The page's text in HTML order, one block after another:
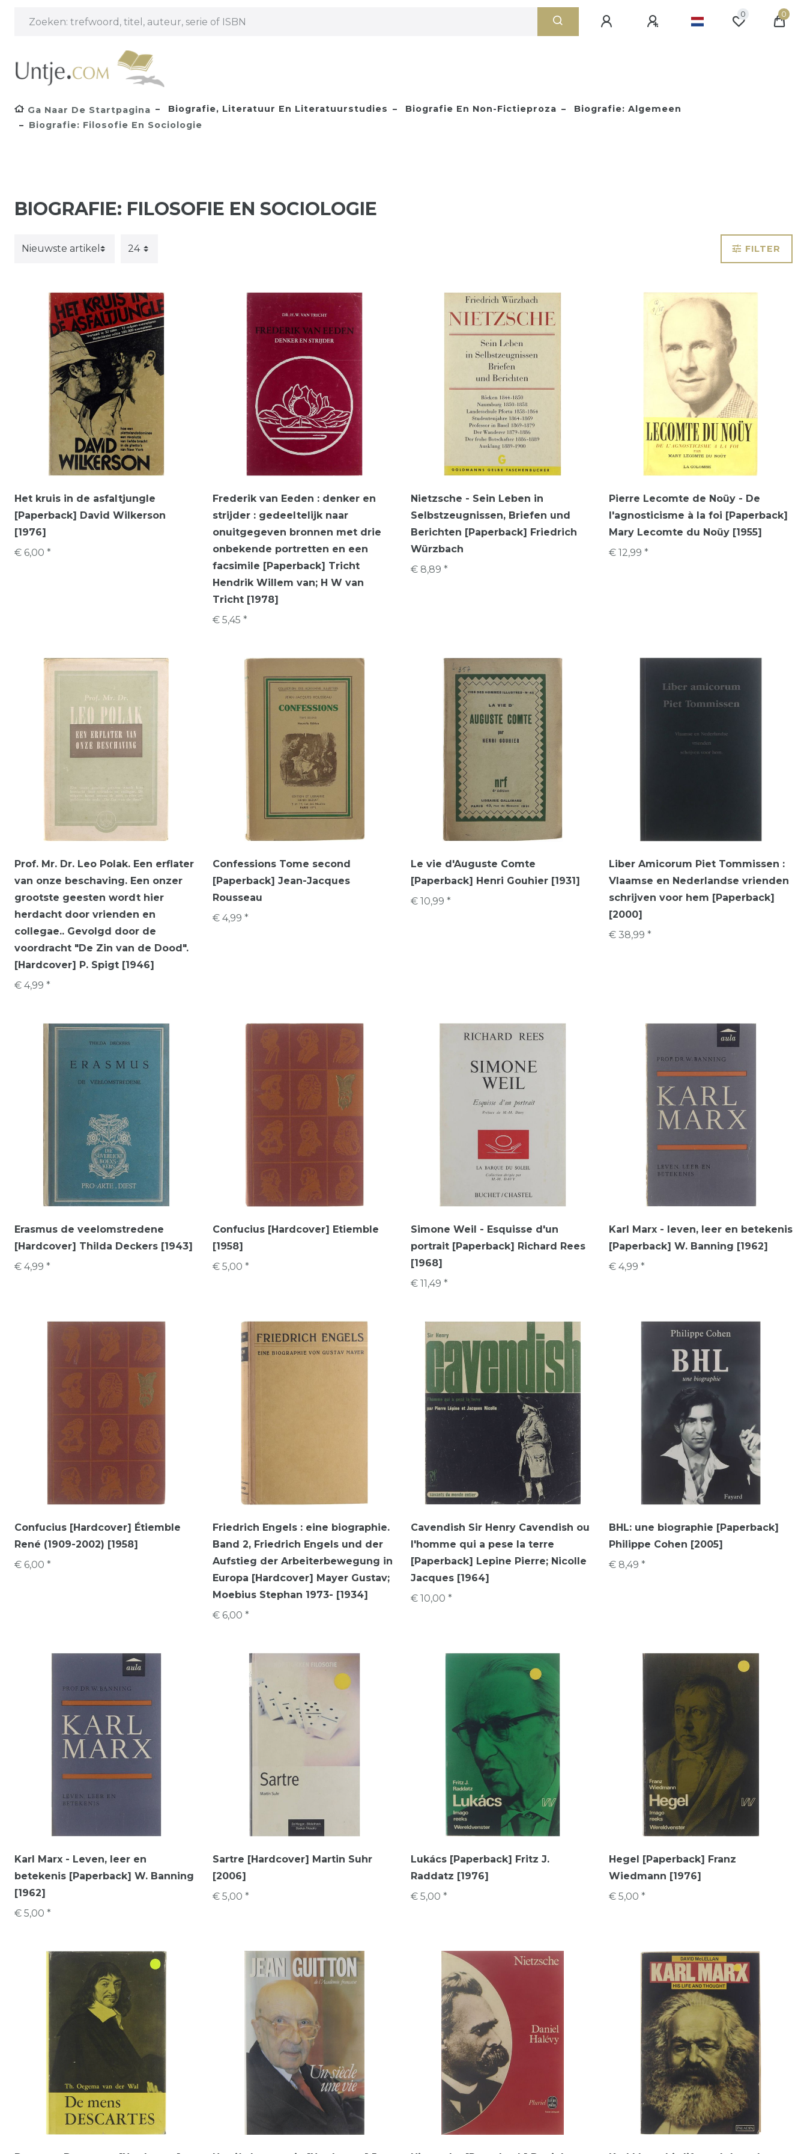
0 0
Ga Naar De Startpagina Biografie, Literatuur En Literatuurstudies Biografie En Non-Fictieproza
Biografie: Algemeen
Biografie: Filosofie En Sociologie
BIOGRAFIE: FILOSOFIE EN SOCIOLOGIE
FILTER
Het kruis in de asfaltjungle
[Paperback] David Wilkerson
[1976]
€ 6,00 *
Frederik van Eeden : denker en
strijder : gedeeltelijk naar
onuitgegeven bronnen met drie
onbekende portretten en een
facsimile [Paperback] Tricht
Hendrik Willem van; H W van
Tricht [1978]
€ 5,45 *
Nietzsche - Sein Leben in
Selbstzeugnissen, Briefen und
Berichten [Paperback] Friedrich
Würzbach
€ 8,89 *
Pierre Lecomte de Noüy - De
l'agnosticisme à la foi [Paperback]
Mary Lecomte du Noüy [1955]
€ 12,99 *
Prof. Mr. Dr. Leo Polak. Een erflater
van onze beschaving. Een onzer
grootste geesten wordt hier
herdacht door vrienden en
collegae.. Gevolgd door de
voordracht "De Zin van de Dood".
[Hardcover] P. Spigt [1946]
€ 4,99 *
Confessions Tome second
[Paperback] Jean-Jacques
Rousseau
€ 4,99 *
Le vie d'Auguste Comte
[Paperback] Henri Gouhier [1931]
€ 10,99 *
Liber Amicorum Piet Tommissen :
Vlaamse en Nederlandse vrienden
schrijven voor hem [Paperback]
[2000]
€ 38,99 *
Erasmus de veelomstredene
[Hardcover] Thilda Deckers [1943]
€ 4,99 *
Confucius [Hardcover] Etiemble
[1958]
€ 5,00 *
Simone Weil - Esquisse d'un
portrait [Paperback] Richard Rees
[1968]
€ 11,49 *
Karl Marx - leven, leer en betekenis
[Paperback] W. Banning [1962]
€ 4,99 *
Confucius [Hardcover] Étiemble
René (1909-2002) [1958]
€ 6,00 *
Friedrich Engels : eine biographie.
Band 2, Friedrich Engels und der
Aufstieg der Arbeiterbewegung in
Europa [Hardcover] Mayer Gustav;
Moebius Stephan 1973- [1934]
€ 6,00 *
Cavendish Sir Henry Cavendish ou
l'homme qui a pese la terre
[Paperback] Lepine Pierre; Nicolle
Jacques [1964]
€ 10,00 *
BHL: une biographie [Paperback]
Philippe Cohen [2005]
€ 8,49 *
Karl Marx - Leven, leer en
betekenis [Paperback] W. Banning
[1962]
€ 5,00 *
Sartre [Hardcover] Martin Suhr
[2006]
€ 5,00 *
Lukács [Paperback] Fritz J.
Raddatz [1976]
€ 5,00 *
Hegel [Paperback] Franz
Wiedmann [1976]
€ 5,00 *